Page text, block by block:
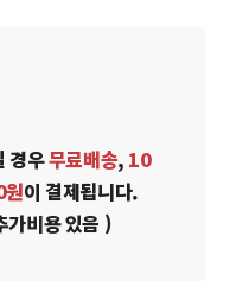
경우무료배송, 10
이 결제됩니다.
가비용 있음 )